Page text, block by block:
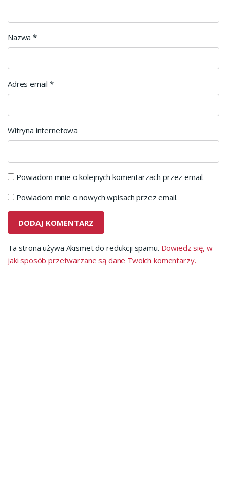
Nazwa*
Adres email*
Witryna internetowa
Powiadom mnie o kolejnych komentarzach przez email.
Powiadom mnie o nowych wpisach przez email.
Ta strona używa Akismet do redukcji spamu. Dowiedz się, w
jaki sposób przetwarzane są dane Twoich komentarzy.